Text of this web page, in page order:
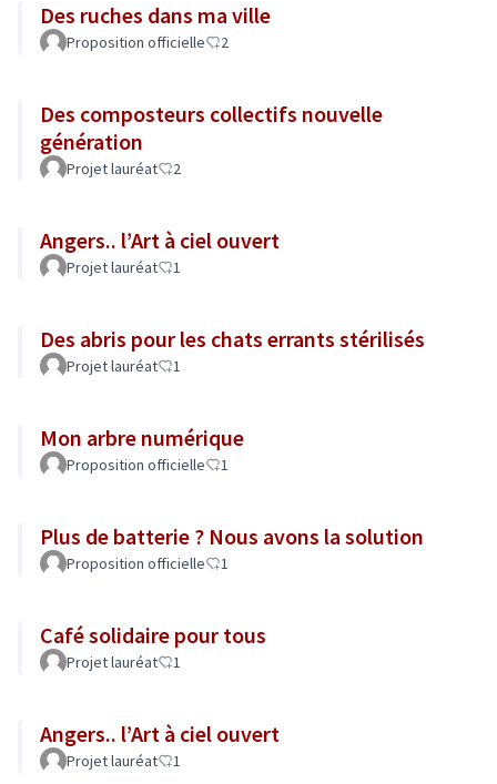
Des ruches dans ma ville
Proposition officielle 2
Des composteurs collectifs nouvelle
génération
Projet lauréat 2
Angers.. l’Art à ciel ouvert
Projet lauréat 1
Des abris pour les chats errants stérilisés
Projet lauréat 1
Mon arbre numérique
Proposition officielle 1
Plus de batterie ? Nous avons la solution
Proposition officielle 1
Café solidaire pour tous
Projet lauréat 1
Angers.. l’Art à ciel ouvert
Projet lauréat 1